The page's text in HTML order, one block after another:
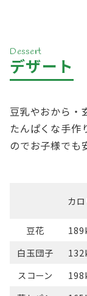
Dessert
デザート
豆乳やおから・
たんぱくな手作
のでお子様でも
カ
豆花
白玉団子
スコーン